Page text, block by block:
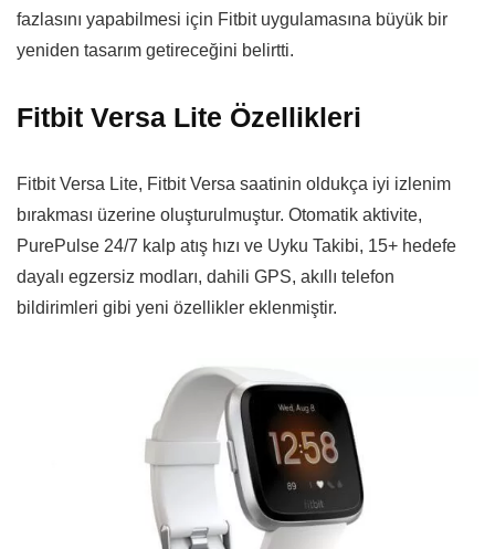
fazlasını yapabilmesi için Fitbit uygulamasına büyük bir
yeniden tasarım getireceğini belirtti.
Fitbit Versa Lite Özellikleri
Fitbit Versa Lite, Fitbit Versa saatinin oldukça iyi izlenim
bırakması üzerine oluşturulmuştur. Otomatik aktivite,
PurePulse 24/7 kalp atış hızı ve Uyku Takibi, 15+ hedefe
dayalı egzersiz modları, dahili GPS, akıllı telefon
bildirimleri gibi yeni özellikler eklenmiştir.